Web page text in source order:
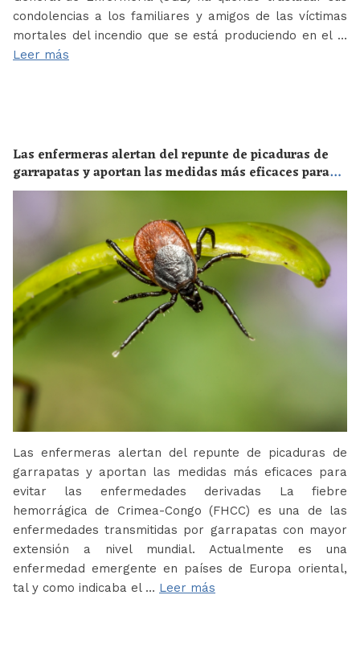
condolencias a los familiares y amigos de las víctimas
mortales del incendio que se está produciendo en el …
Leer más
Las enfermeras alertan del repunte de picaduras de
garrapatas y aportan las medidas más eficaces para
evitar las enfermedades derivadas
Las enfermeras alertan del repunte de picaduras de
garrapatas y aportan las medidas más eficaces para
evitar las enfermedades derivadas La fiebre
hemorrágica de Crimea-Congo (FHCC) es una de las
enfermedades transmitidas por garrapatas con mayor
extensión a nivel mundial. Actualmente es una
enfermedad emergente en países de Europa oriental,
tal y como indicaba el … Leer más